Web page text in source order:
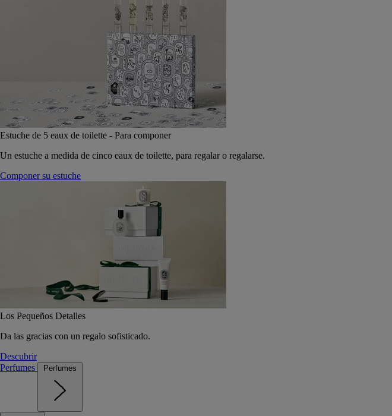
Estuche de 5 eaux de toilette - Para componer
Un estuche a medida de cinco eaux de toilette, para regalar o regalarse.
Componer su estuche
Los Pequeños Detalles
Da las gracias con un regalo sofisticado.
Descubrir
Perfumes
Perfumes